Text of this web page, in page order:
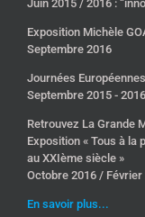
Juin 2015 / 2016 :
Exposition Michèle
Septembre 2016
Journées
Septembre 2015 -
Retrouvez La Grande
Exposition « Tous à la
au XXIème siècle »
Octobre 2016 / Février
En savoir plus...